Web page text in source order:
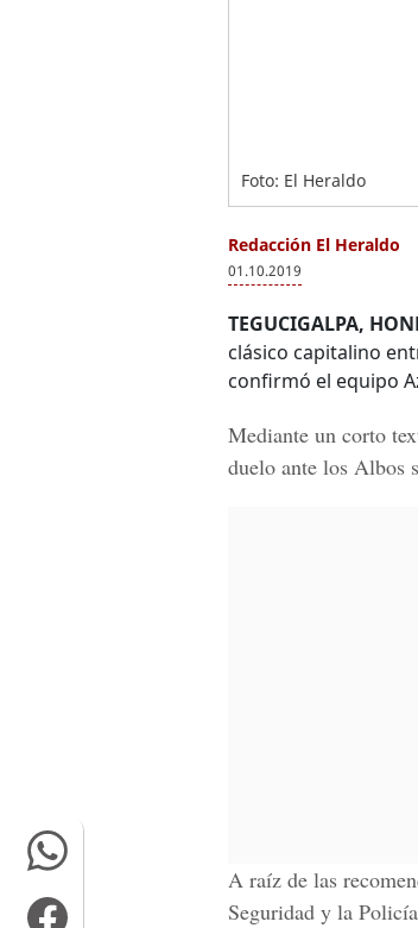
Foto: El Heraldo
Redacción El Heraldo
01.10.2019
TEGUCIGALPA,
clásico capitalino
confirmó el equipo
Mediante un corto
duelo ante los Albos
A raíz de las
Seguridad y la